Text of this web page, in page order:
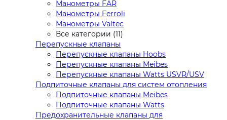
Манометры FAR
Манометры Ferroli
Манометры Valtec
Все категории (11)
Перепускные клапаны
Перепускные клапаны Hoobs
Перепускные клапаны Meibes
Перепускные клапаны Watts USVR/USV
Подпиточные клапаны для систем отопления
Подпиточные клапаны Meibes
Подпиточные клапаны Watts
Предохранительные клапаны для